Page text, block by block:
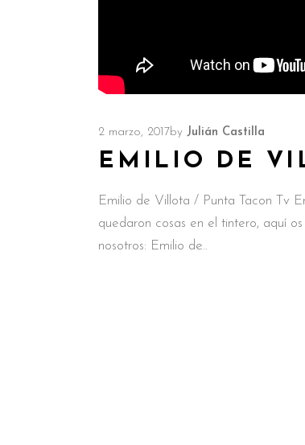
2 marzo, 2017 by Julián Castilla
EMILIO DE
Emilio de Villota / Punta Tacon Tv
quedaron cosas en el tintero, aquí
nosotros: Emilio de